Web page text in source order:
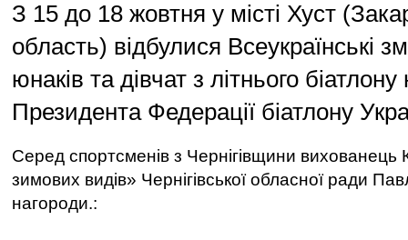
З 15 до 18 жовтня у місті Хуст
область) відбулися Всеукраїнські
юнаків та дівчат з літнього
Президента Федерації біатлону
Серед спортсменів з Чернігівщини
зимових видів» Чернігівської обласної ради
нагороди.: